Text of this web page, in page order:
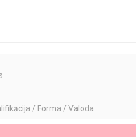
/ Forma / Valoda